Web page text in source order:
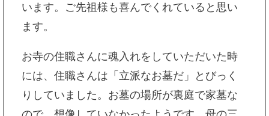
います。ご先祖様も喜んでくれていると思い
ます。
お寺の住職さんに魂入れをしていただいた時
には、住職さんは「立派なお墓だ」とびっく
りしていました。お墓の場所が裏庭で家墓な